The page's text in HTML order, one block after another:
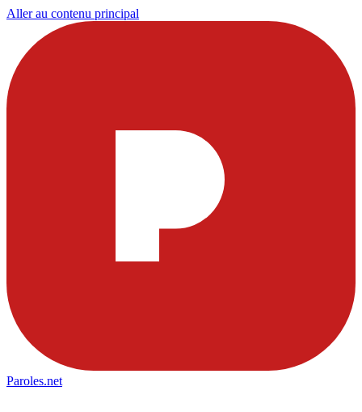
Aller au contenu principal
Paroles.net